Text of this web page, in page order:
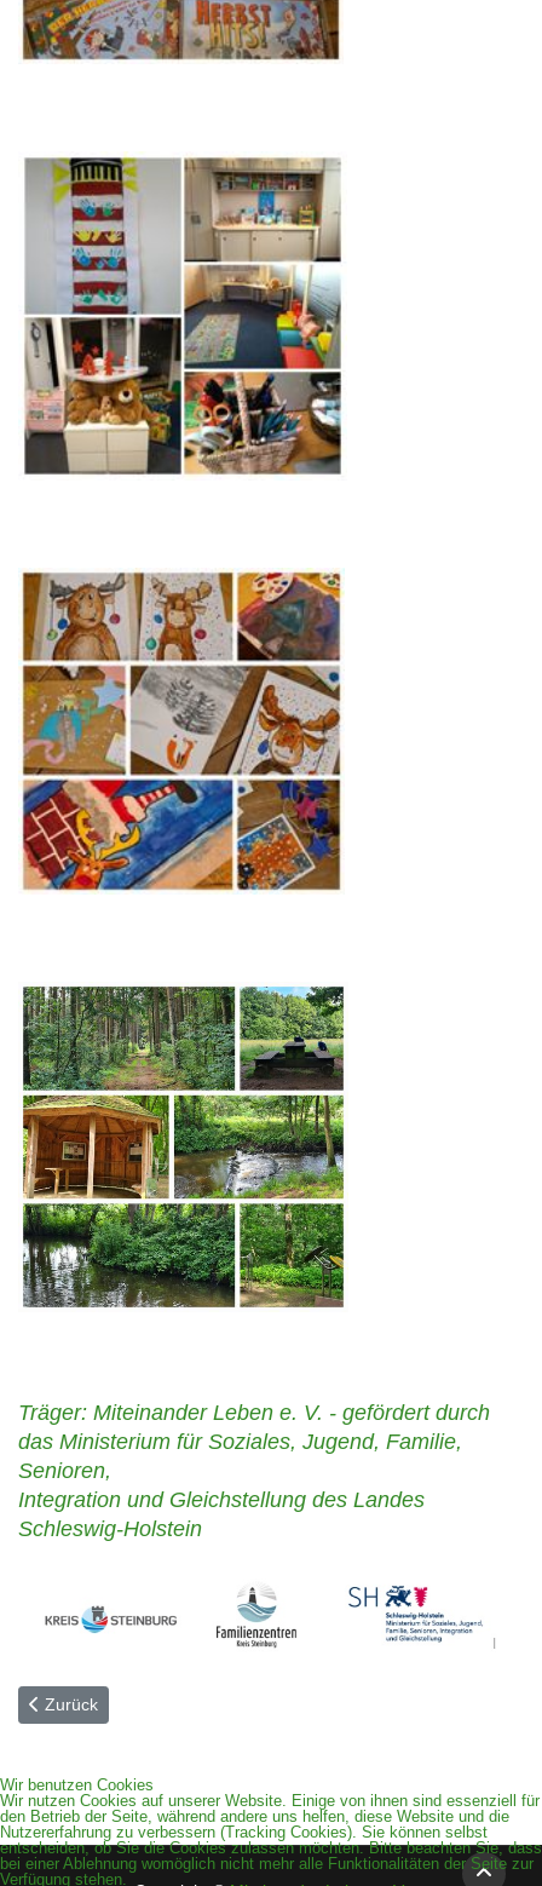
Träger: Miteinander Leben e. V. - gefördert durch
das Ministerium für Soziales, Jugend, Familie,
Senioren,
Integration und Gleichstellung des Landes
Schleswig-Holstein
Vorheriger Beitrag: KulturTraum
Zurück
Wir benutzen Cookies
Wir nutzen Cookies auf unserer Website. Einige von ihnen sind essenziell für
den Betrieb der Seite, während andere uns helfen, diese Website und die
Nutzererfahrung zu verbessern (Tracking Cookies). Sie können selbst
entscheiden, ob Sie die Cookies zulassen möchten. Bitte beachten Sie, dass
bei einer Ablehnung womöglich nicht mehr alle Funktionalitäten der Seite zur
Verfügung stehen.